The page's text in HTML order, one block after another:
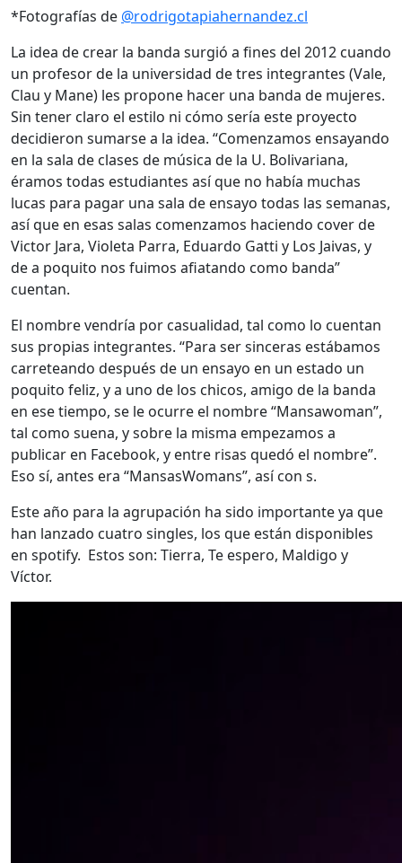
*Fotografías de @rodrigotapiahernandez.cl
La idea de crear la banda surgió a fines del 2012 cuando
un profesor de la universidad de tres integrantes (Vale,
Clau y Mane) les propone hacer una banda de mujeres.
Sin tener claro el estilo ni cómo sería este proyecto
decidieron sumarse a la idea. “Comenzamos ensayando
en la sala de clases de música de la U. Bolivariana,
éramos todas estudiantes así que no había muchas
lucas para pagar una sala de ensayo todas las semanas,
así que en esas salas comenzamos haciendo cover de
Victor Jara, Violeta Parra, Eduardo Gatti y Los Jaivas, y
de a poquito nos fuimos afiatando como banda”
cuentan.
El nombre vendría por casualidad, tal como lo cuentan
sus propias integrantes. “Para ser sinceras estábamos
carreteando después de un ensayo en un estado un
poquito feliz, y a uno de los chicos, amigo de la banda
en ese tiempo, se le ocurre el nombre “Mansawoman”,
tal como suena, y sobre la misma empezamos a
publicar en Facebook, y entre risas quedó el nombre”.
Eso sí, antes era “MansasWomans”, así con s.
Este año para la agrupación ha sido importante ya que
han lanzado cuatro singles, los que están disponibles
en spotify. Estos son: Tierra, Te espero, Maldigo y
Víctor.